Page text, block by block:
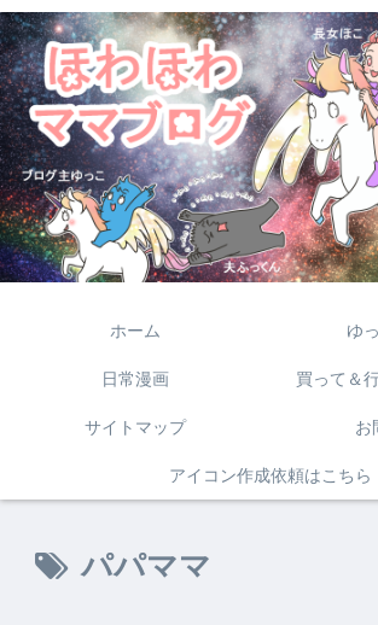
ホーム ゆ
日常漫画 買って＆
サイトマップ お
アイコン作成依頼はこちら
パパママ